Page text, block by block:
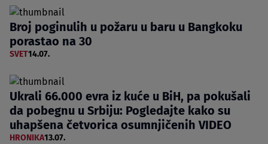
Broj poginulih u požaru u baru u Bangkoku
porastao na 30
SVET14.07.
Ukrali 66.000 evra iz kuće u BiH, pa pokušali
da pobegnu u Srbiju: Pogledajte kako su
uhapšena četvorica osumnjičenih VIDEO
HRONIKA13.07.